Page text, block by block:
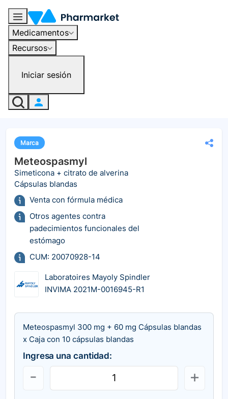
Medicamentos
Recursos
Iniciar sesión
Marca
Meteospasmyl
Simeticona + citrato de alverina
Cápsulas blandas
Venta con fórmula médica
Otros agentes contra
padecimientos funcionales del
estómago
CUM: 20070928-14
Laboratoires Mayoly Spindler
INVIMA 2021M-0016945-R1
Meteospasmyl 300 mg + 60 mg Cápsulas blandas
x Caja con 10 cápsulas blandas
Ingresa una cantidad: